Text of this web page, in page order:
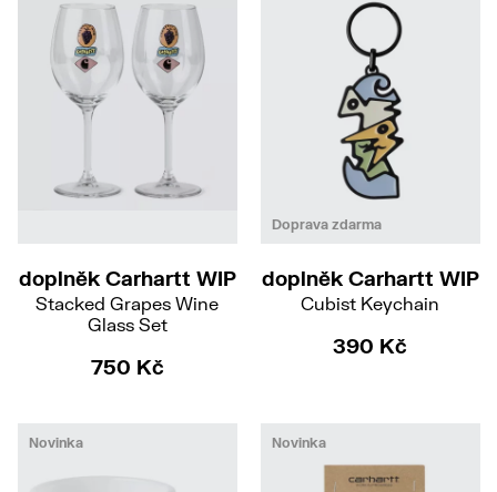
doplněk Carhartt WIP
Stacked Grapes Wine
Glass Set
750 Kč
Doprava zdarma
doplněk Carhartt WIP
Cubist Keychain
390 Kč
Novinka Novinka